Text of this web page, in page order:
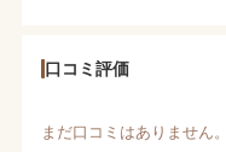
口コミ評価
まだ口コミはありません